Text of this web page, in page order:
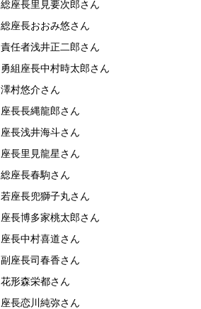
総座長里見要次郎さん
総座長おおみ悠さん
責任者浅井正二郎さん
勇組座長中村時太郎さん
澤村悠介さん
座長長縄龍郎さん
座長浅井海斗さん
座長里見龍星さん
総座長春駒さん
若座長兜獅子丸さん
座長博多家桃太郎さん
座長中村喜道さん
副座長司春香さん
花形森栄都さん
座長恋川純弥さん